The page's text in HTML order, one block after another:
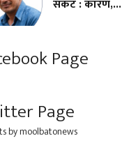
संकट : कारण,...
Page
Page
by moolbatonews